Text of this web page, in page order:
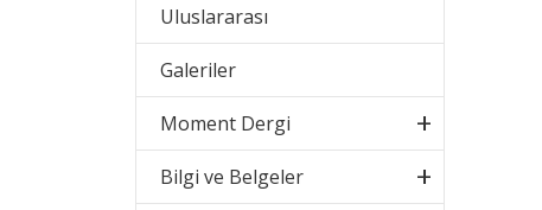
Uluslararası
Galeriler
Moment Dergi
Bilgi ve Belgeler